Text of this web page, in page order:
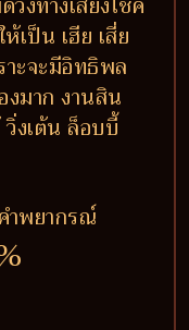
เป็น เฮีย เสี่ย
าะจะมีอิทธิพล
งมาก งานสิน
งเต้น ล็อบบี้
ำพยากรณ์